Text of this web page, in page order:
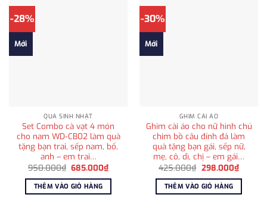
-28%
Mới
QUÀ SINH NHẬT
Set Combo cà vạt 4 món
cho nam WD-CB02 làm quà
tặng bạn trai, sếp nam, bố,
anh – em trai…
950.000₫ Giá
là:
950.000₫.
685.000₫Giá
hiện
tại
685.000₫.
THÊM VÀO GIỎ HÀNG
-30%
Mới
GHIM CÀI ÁO
Ghim cài áo cho nữ hình chú
chim bồ câu đính đá làm
quà tặng bạn gái, sếp nữ,
mẹ, cô, dì, chị – em gái…
425.000₫ Giá
là:
425.000₫.
298.000₫Giá
hiện
tại
THÊM VÀO GIỎ HÀNG